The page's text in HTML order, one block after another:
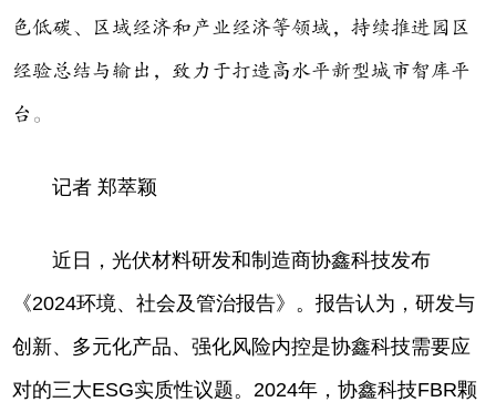
色低碳、区域经济和产业经济等领域，持续推进园区
经验总结与输出，致力于打造高水平新型城市智库平
台。
记者 郑萃颖
近日，光伏材料研发和制造商协鑫科技发布
《2024环境、社会及管治报告》。报告认为，研发与
创新、多元化产品、强化风险内控是协鑫科技需要应
对的三大ESG实质性议题。2024年，协鑫科技FBR颗